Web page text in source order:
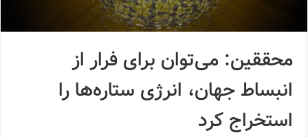
محققین: می‌توان برای فرار از
انبساط جهان، انرژی ستاره‌ها را
استخراج کرد